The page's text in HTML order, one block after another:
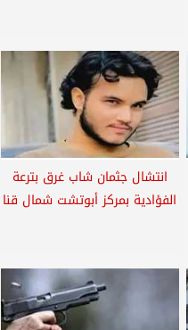
انتشال جثمان شاب غرق بترعة
الفؤادية بمركز أبوتشت شمال قنا